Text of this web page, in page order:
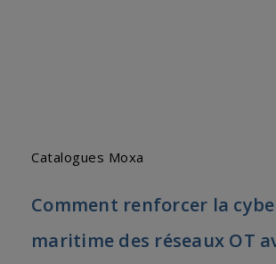
Catalogues Moxa
Comment renforcer la
maritime des réseaux OT